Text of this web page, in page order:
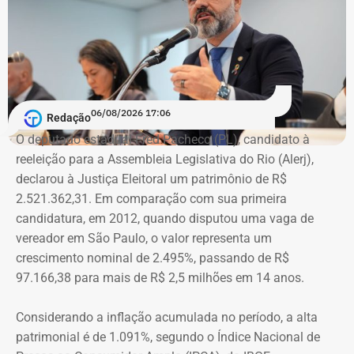
Além disso, também penso que deveria ter mais preparo
com as pessoas que trabalhem na linha de frente desse
combate. Ou seja, juízes, assistentes sociais e psicólogos
que atuem com as mulheres que são vítimas de
agressões”, argumentou.
A atriz foi a primeira mulher a receber o benefício do
“botão do pânico”, ferramenta criada em 2019 pela
Polícia Militar do Rio. O objeto é conectado a uma
tornozeleira eletrônica usada pelo agressor. Em caso de
aproximação, a central de monitoramento é acionada e
entra em contato com a vítima e o agressor por telefone.
Na declaração apresentada em 2018, quando terminou a
eleição como suplente, Elton Cristo informou possuir três
veículos, um consórcio não contemplado e depósitos em
conta corrente, totalizando R$ 378,4 mil.
Quatro anos depois, nas eleições de 2022, quando voltou
a disputar uma vaga na Assembleia Legislativa (Alerj) e
novamente ficou como suplente, o patrimônio declarado
saltou para R$ 1.658.540,00. Na ocasião, os bens
mil, uma chácara de R$ 400 mil, dois veículos que
somavam R$ 647,3 mil e participações societárias em
Redação06/08/2026 17:06
O deputado estadual Fred Pacheco (PL), candidato à
reeleição para a Assembleia Legislativa do Rio (Alerj),
declarou à Justiça Eleitoral um patrimônio de R$
2.521.362,31. Em comparação com sua primeira
candidatura, em 2012, quando disputou uma vaga de
vereador em São Paulo, o valor representa um
crescimento nominal de 2.495%, passando de R$
97.166,38 para mais de R$ 2,5 milhões em 14 anos.
Considerando a inflação acumulada no período, a alta
patrimonial é de 1.091%, segundo o Índice Nacional de